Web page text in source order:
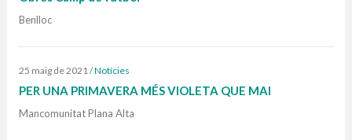
Benlloc
25 maig de 2021/Notícies
PER UNA PRIMAVERA MÉS VIOLETA QUE MAI
Mancomunitat Plana Alta